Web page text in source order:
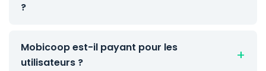
?
Mobicoop est-il payant pour les
utilisateurs ?